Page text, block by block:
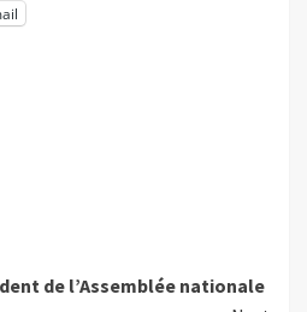
de l’Assemblée nationale